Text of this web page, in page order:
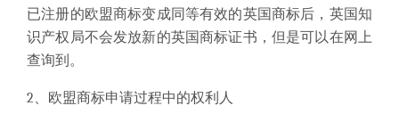
已注册的欧盟商标变成同等有效的英国商标后，英国知
识产权局不会发放新的英国商标证书，但是可以在网上
查询到。
2、欧盟商标申请过程中的权利人